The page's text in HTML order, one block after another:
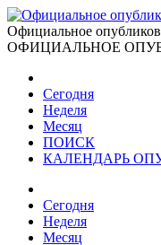
Официальное
ОФИЦИАЛЬНОЕ
Сегодня
Неделя
Месяц
ПОИСК
КАЛЕНДАРЬ
Сегодня
Неделя
Месяц